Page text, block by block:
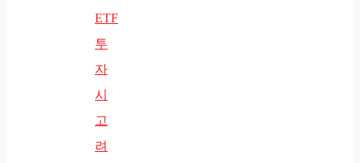
ETF
투
자
시
고
려